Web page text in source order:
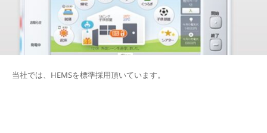
当社では、HEMSを標準採用頂いています。